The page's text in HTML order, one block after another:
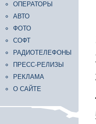
ОПЕРАТОРЫ
АВТО
ФОТО
СОФТ
РАДИОТЕЛЕФОНЫ
ПРЕСС-РЕЛИЗЫ
РЕКЛАМА
О САЙТЕ